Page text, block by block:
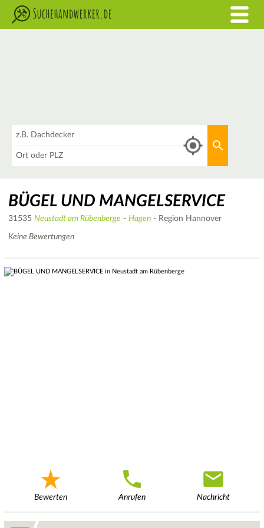
BÜGEL UND MANGELSERVICE
31535 Neustadt am Rübenberge - Hagen - Region Hannover
Keine Bewertungen
Bewerten Anrufen Nachricht